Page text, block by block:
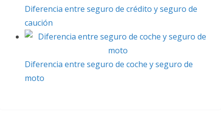
Diferencia entre seguro de crédito y seguro de
caución
Diferencia entre seguro de coche y seguro de
moto